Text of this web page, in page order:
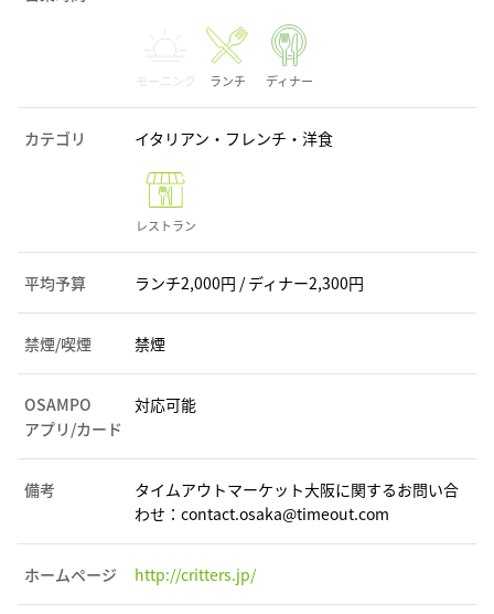
モーニング ランチ ディナー
カテゴリ イタリアン・フレンチ・洋食
レストラン
平均予算 ランチ2,000円 / ディナー2,300円
禁煙/喫煙 禁煙
OSAMPO
アプリ/カード
対応可能
備考
タイムアウトマーケット大阪に関するお問い合
わせ：contact.osaka@timeout.com
ホームページ http://critters.jp/